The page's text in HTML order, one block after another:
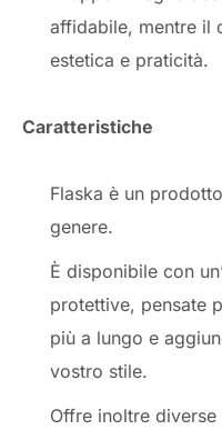
affidabile, mentre il
estetica e praticità.
Caratteristiche
Flaska è un
genere.
È disponibile con
protettive, pensate
più a lungo e
vostro stile.
Offre inoltre